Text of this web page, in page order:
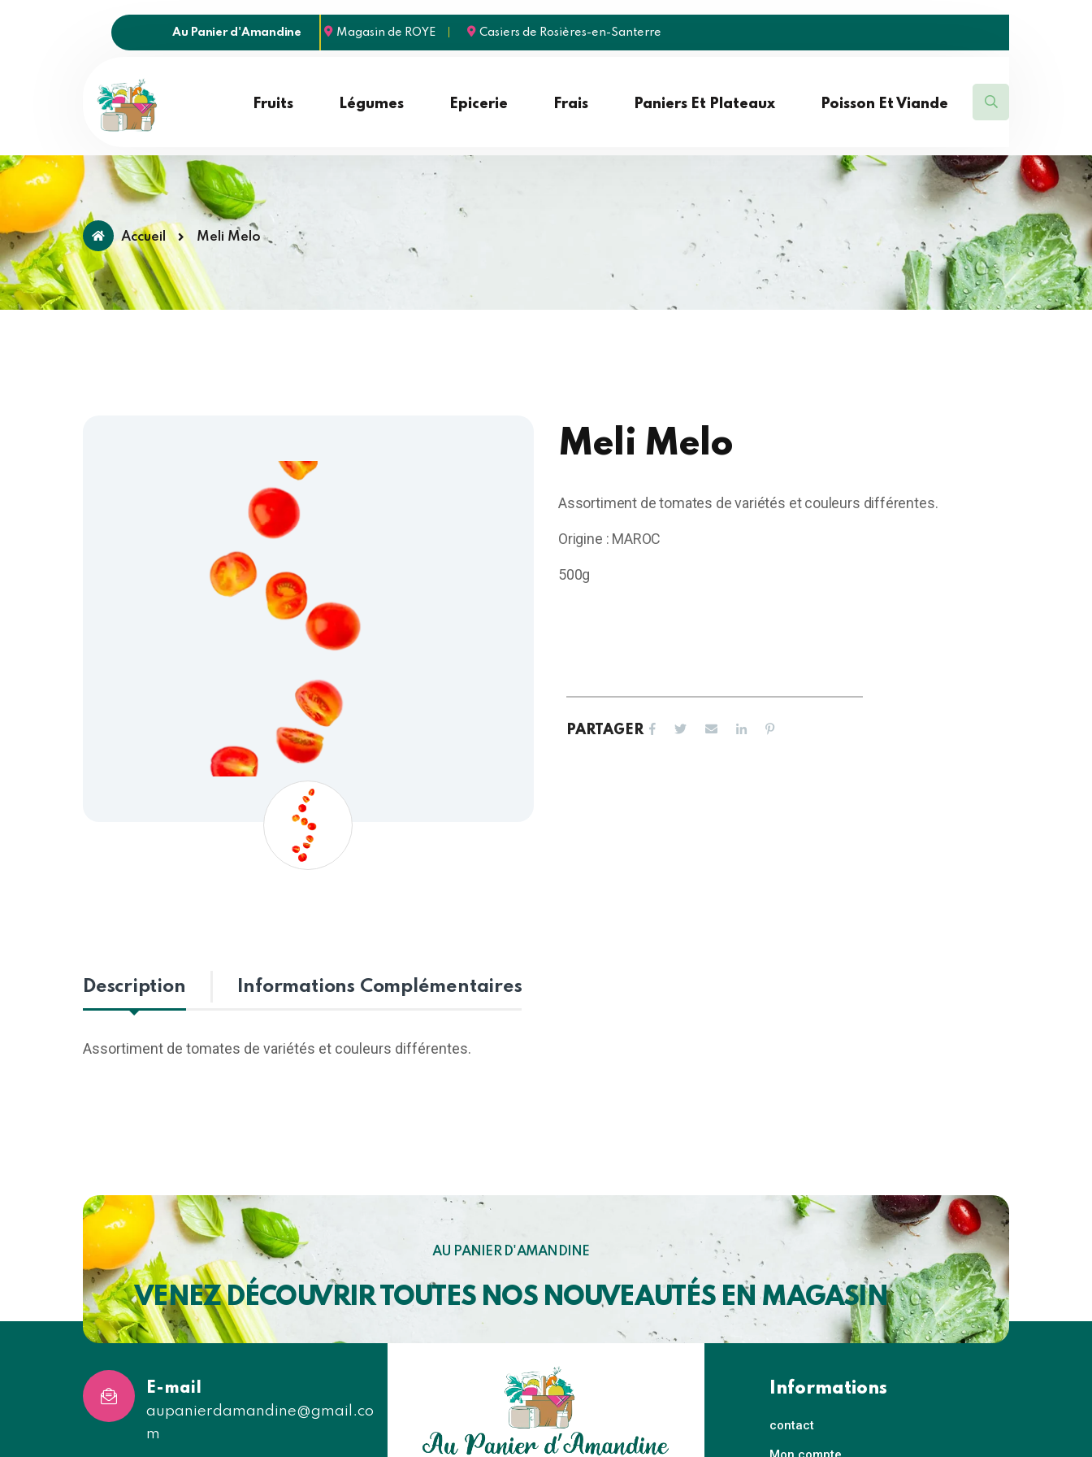
Au Panier d'Amandine Magasin de ROYE Casiers de Rosières-en-Santerre
Fruits Légumes Epicerie Frais Paniers Et Plateaux Poisson Et Viande
Accueil Meli Melo
Meli Melo
Assortiment de tomates de variétés et couleurs différentes.
Origine : MAROC
500g
PARTAGER
Description Informations Complémentaires
Assortiment de tomates de variétés et couleurs différentes.
AU PANIER D'AMANDINE
VENEZ DÉCOUVRIR TOUTES NOS NOUVEAUTÉS EN MAGASIN
E-mail
aupanierdamandine@gmail.co
m
Informations
contact